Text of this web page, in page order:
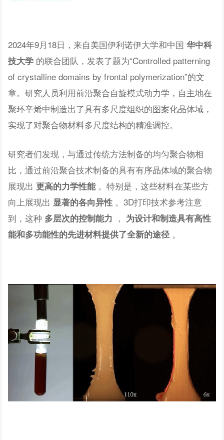
2024年9月18日，来自美国伊利诺伊大学和中国 华中科
技大学 的联合团队，发表了题为“Controlled patterning
of crystalline domains by frontal polymerization”的文
章。研究人员利用前沿聚合自旋模式动力学，自主地在
聚环辛烯中制造出了具有多尺度组织的图案化晶体域，
实现了对聚合物材料多尺度结构的精准调控。
研究者们发现，与通过传统方法制备的均匀聚合物相
比，通过前沿聚合技术制备的具有有序晶体域的聚合物
展现出 更高的力学性能。特别是，这些材料在某些方
向上展现出 显著的各向异性 。3D打印技术参考注意
到，这种 多层次的控制能力 ， 为设计和制造具有高性
能和多功能性的先进材料提供了全新的途径。